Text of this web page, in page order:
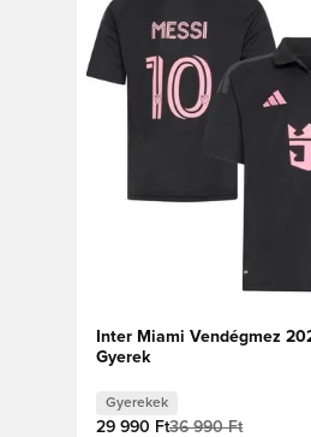
Inter Miami Vendégmez
Gyerek
Gyerekek
29 990 Ft36 990 Ft